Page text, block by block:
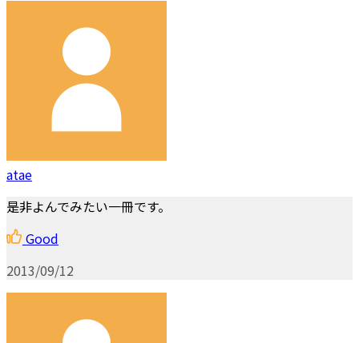
atae
是非よんでみたい一冊です。
Good
2013/09/12